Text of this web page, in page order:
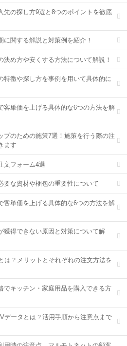
先の探し方9選と8つのポイントを徹底
関する解説と対策例を紹介！
め方や安くする方法について解説！
特徴や探し方を事例を用いて具体的に
客単価を上げる具体的な6つの方法を解
プのための施策7選！施策を行う際の注
ます
文フォーム4選
要な資材や梱包の重要性について
客単価を上げる具体的な6つの方法を解
獲得できない原因と対策について解
は？メリットとそれぞれの注文方法を
でキッチン・家庭用品を購入できる方
データとは？活用手順から注意点まで